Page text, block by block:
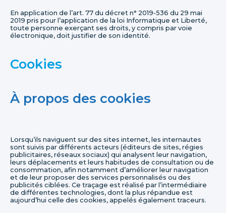
En application de l’art. 77 du décret n° 2019-536 du 29 mai
2019 pris pour l’application de la loi Informatique et Liberté,
toute personne exerçant ses droits, y compris par voie
électronique, doit justifier de son identité.
Cookies
À propos des cookies
Lorsqu’ils naviguent sur des sites internet, les internautes
sont suivis par différents acteurs (éditeurs de sites, régies
publicitaires, réseaux sociaux) qui analysent leur navigation,
leurs déplacements et leurs habitudes de consultation ou de
consommation, afin notamment d’améliorer leur navigation
et de leur proposer des services personnalisés ou des
publicités ciblées. Ce traçage est réalisé par l’intermédiaire
de différentes technologies, dont la plus répandue est
aujourd’hui celle des cookies, appelés également traceurs.